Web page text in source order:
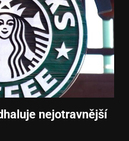
nejotravnější